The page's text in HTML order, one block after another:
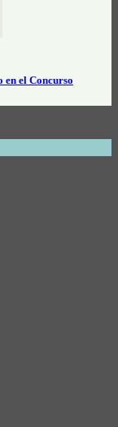
el Concurso